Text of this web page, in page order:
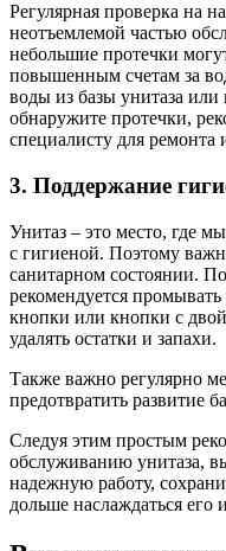
Регулярная проверка на
неотъемлемой частью
небольшие протечки
повышенным счетам за
воды из базы унитаза
обнаружите протечки,
специалисту для
3. Поддержание
Унитаз – это место, где
с гигиеной. Поэтому
санитарном состоянии.
рекомендуется
кнопки или кнопки с
удалять остатки и запахи.
Также важно регулярно
предотвратить развитие
Следуя этим простым
обслуживанию унитаза,
надежную работу,
дольше наслаждаться его